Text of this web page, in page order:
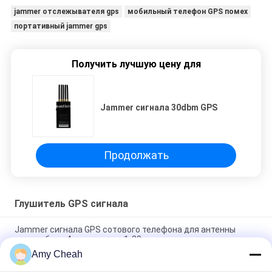
jammer отслежывателя gps
мобильный телефон GPS помех
портативный jammer gps
Получить лучшую цену для
Jammer сигнала 30dbm GPS
Продолжать
Глушитель GPS сигнала
Jammer сигнала GPS сотового телефона для антенны
автомобиля 4 сжимая ряд 1-20m
блокатор Jammer 1500MHZ сигнала 800mW 30dBm GPS,
Amy Cheah